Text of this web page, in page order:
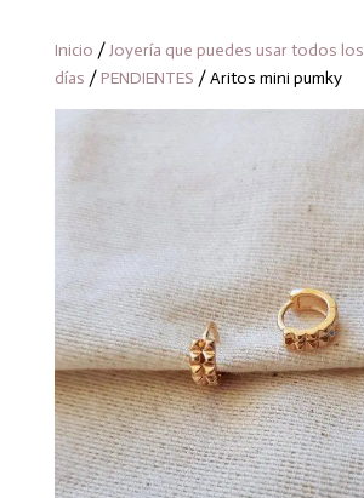
Inicio /Joyería que puedes usar todos los
días / PENDIENTES / Aritos mini pumky